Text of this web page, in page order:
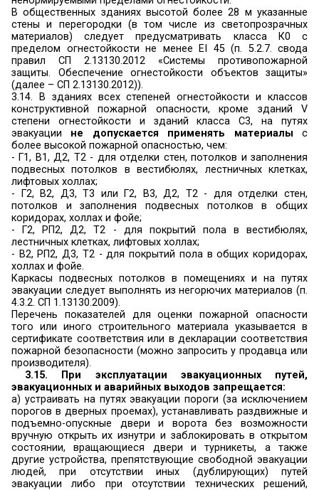
быть не менее двух, если на нем
помещение, которое должно иметь не
эвакуационных выходов.
3.3.1. При наличии двух эвакуационных
они должны быть расположены
пропускная способность всех выходов,
одного из них, должна обеспечить безопасную
всех людей, находящихся в помещении, на
здании.
3.4.Двери эвакуационных выходов из
коридоров, холлов, фойе, вестибюлей и
клеток не должны иметь запоров,
свободному открыванию изнутри без ключа
1.13130.2009, пункт 35 Правил). В зданиях
м указанные двери, должны быть
армированным стеклом.
3.5. Лестничные клетки, как правило, должны
приспособлениями для самозакрывания и с
в притворах.
В лестничных клетках допускается не
приспособления для самозакрывания и
притворах для дверей, ведущих
3.6. Двери эвакуационных выходов из
принудительной противодымной защитой, в
коридоров, должны быть оборудованы
для самозакрывания и уплотнениями в
этих помещений, которые могут
открытом положении, должны быть
устройствами, обеспечивающими их
закрывание при пожаре.
Характеристики устройств
расположенных на путях